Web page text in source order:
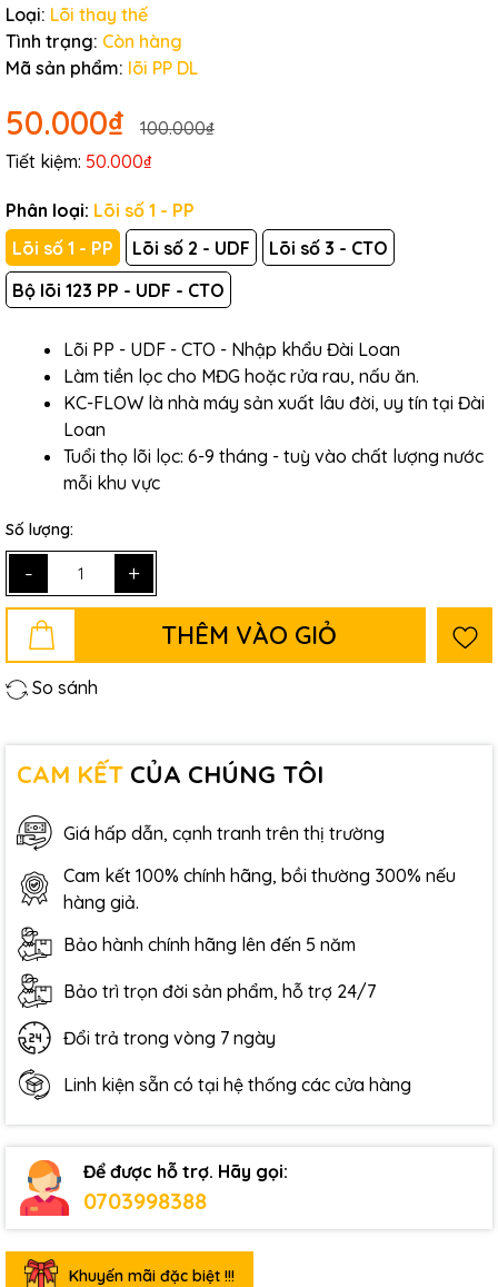
Loại: Lõi thay thế
Tình trạng: Còn hàng
Mã sản phẩm: lõi PP DL
50.000₫
100.000₫
Tiết kiệm: 50.000₫
Phân loại: Lõi số 1 - PP
Lõi số 1 - PP
Lõi số 2 - UDF
Lõi số 3 - CTO
Bộ lõi 123 PP - UDF - CTO
Lõi PP - UDF - CTO - Nhập khẩu Đài Loan
Làm tiền lọc cho MĐG hoặc rửa rau, nấu ăn.
KC-FLOW là nhà máy sản xuất lâu đời, uy tín tại Đài
Loan
Tuổi thọ lõi lọc: 6-9 tháng - tuỳ vào chất lượng nước
mỗi khu vực
Số lượng:
- +
THÊM VÀO GIỎ
So sánh
CAM KẾT CỦA CHÚNG TÔI
Giá hấp dẫn, cạnh tranh trên thị trường
Cam kết 100% chính hãng, bồi thường 300% nếu
hàng giả.
Bảo hành chính hãng lên đến 5 năm
Bảo trì trọn đời sản phẩm, hỗ trợ 24/7
Đổi trả trong vòng 7 ngày
Linh kiện sẵn có tại hệ thống các cửa hàng
Để được hỗ trợ. Hãy gọi:
0703998388
Khuyến mãi đặc biệt !!!